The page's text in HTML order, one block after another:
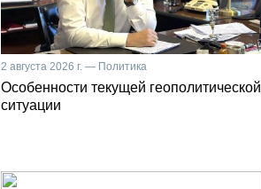
2 августа 2026 г. — Политика
Особенности текущей геополитической
ситуации